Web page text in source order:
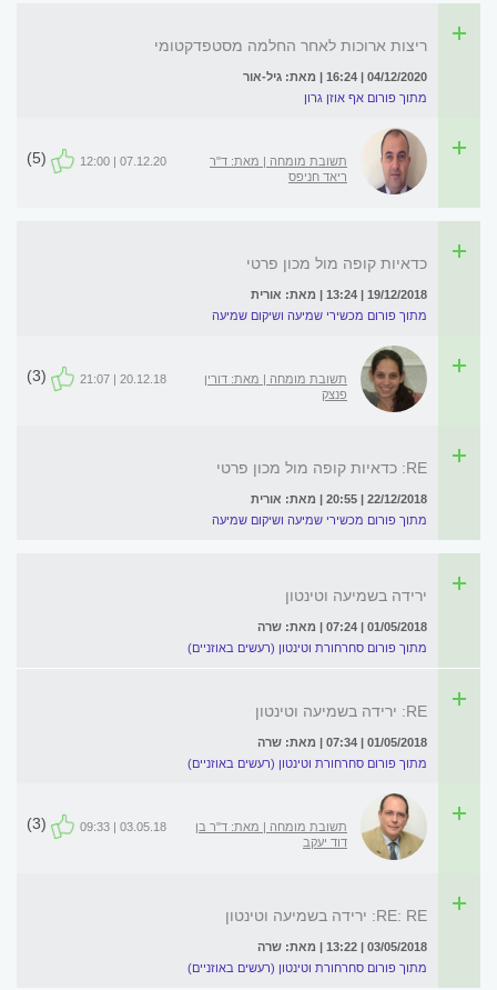
ריצות ארוכות לאחר החלמה מסטפדקטומי
04/12/2020 | 16:24 | מאת: גיל-אור
מתוך פורום אף אוזן גרון
תשובת מומחה | מאת: ד"ר
ריאד חניפס
07.12.20 | 12:00
(5)
כדאיות קופה מול מכון פרטי
19/12/2018 | 13:24 | מאת: אורית
מתוך פורום מכשירי שמיעה ושיקום שמיעה
תשובת מומחה | מאת: דורין
פנצק
20.12.18 | 21:07
(3)
RE: כדאיות קופה מול מכון פרטי
22/12/2018 | 20:55 | מאת: אורית
מתוך פורום מכשירי שמיעה ושיקום שמיעה
ירידה בשמיעה וטינטון
01/05/2018 | 07:24 | מאת: שרה
מתוך פורום סחרחורת וטינטון (רעשים באוזניים)
RE: ירידה בשמיעה וטינטון
01/05/2018 | 07:34 | מאת: שרה
מתוך פורום סחרחורת וטינטון (רעשים באוזניים)
תשובת מומחה | מאת: ד"ר בן
דוד יעקב
03.05.18 | 09:33
(3)
RE: RE: ירידה בשמיעה וטינטון
03/05/2018 | 13:22 | מאת: שרה
מתוך פורום סחרחורת וטינטון (רעשים באוזניים)